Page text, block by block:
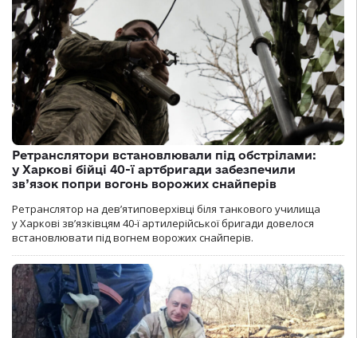
Ретранслятори встановлювали під обстрілами:
у Харкові бійці 40-ї артбригади забезпечили
зв’язок попри вогонь ворожих снайперів
Ретранслятор на дев’ятиповерхівці біля танкового училища
у Харкові зв’язківцям 40-ї артилерійської бригади довелося
встановлювати під вогнем ворожих снайперів.